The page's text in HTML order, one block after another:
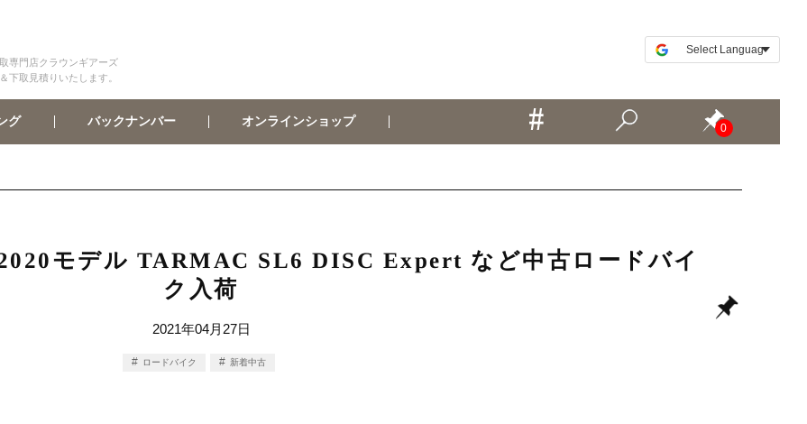
専門店クラウンギアーズ
下取見積りいたします。
グ バックナンバー オンラインショップ 0
モデル TARMAC SL6 DISC Expert など中古ロードバイ
ク入荷
2021年04月27日
ロードバイク 新着中古